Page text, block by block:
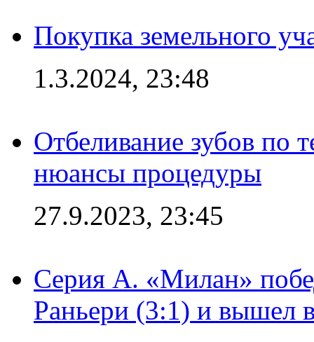
Покупка земельного
1.3.2024, 23:48
Отбеливание зубов по
нюансы процедуры
27.9.2023, 23:45
Серия А. «Милан»
Раньери (3:1) и вышел